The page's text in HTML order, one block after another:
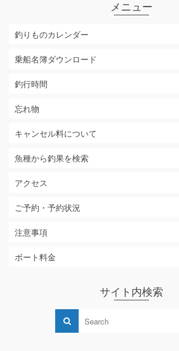
メニュー
釣りものカレンダー
乗船名簿ダウンロード
釣行時間
忘れ物
キャンセル料について
魚種から釣果を検索
アクセス
ご予約・予約状況
注意事項
ボート料金
サイト内検索